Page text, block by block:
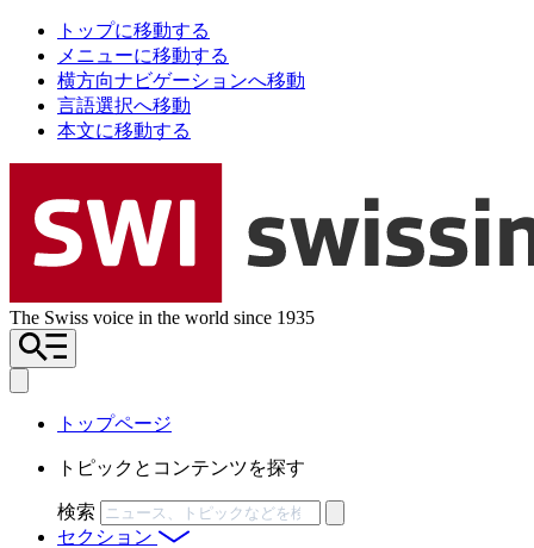
トップに移動する
メニューに移動する
横方向ナビゲーションへ移動
言語選択へ移動
本文に移動する
The Swiss voice in the world since 1935
トップページ
トピックとコンテンツを探す
検索
セクション